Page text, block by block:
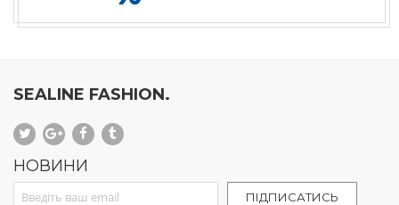
SEALINE FASHION.
НОВИНИ
Sign Up for Our Newsletter:
ПІДПИСАТИСЬ